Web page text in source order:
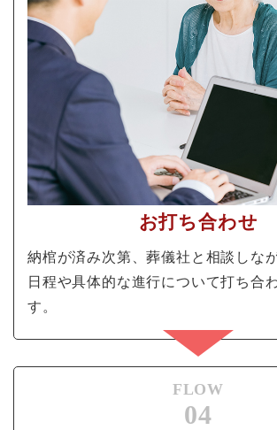
お打ち合わせ
納棺が済み次第、葬儀社と相談しな
日程や具体的な進行について打ち合
す。
FLOW
04